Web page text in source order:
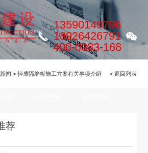
13590149796
18926426791
400-0383-168
闻 >轻质隔墙板施工方案有关事项介绍 < 返回列表
荐